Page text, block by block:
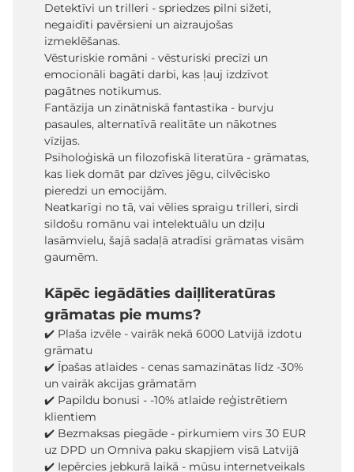
Detektīvi un trilleri - spriedzes pilni sižeti,
negaidīti pavērsieni un aizraujošas
izmeklēšanas.
Vēsturiskie romāni - vēsturiski precīzi un
emocionāli bagāti darbi, kas ļauj izdzīvot
pagātnes notikumus.
Fantāzija un zinātniskā fantastika - burvju
pasaules, alternatīvā realitāte un nākotnes
vīzijas.
Psiholoģiskā un filozofiskā literatūra - grāmatas,
kas liek domāt par dzīves jēgu, cilvēcisko
pieredzi un emocijām.
Neatkarīgi no tā, vai vēlies spraigu trilleri, sirdi
sildošu romānu vai intelektuālu un dziļu
lasāmvielu, šajā sadaļā atradīsi grāmatas visām
gaumēm.
Kāpēc iegādāties daiļliteratūras
grāmatas pie mums?
✔️ Plaša izvēle - vairāk nekā 6000 Latvijā izdotu
grāmatu
✔️ Īpašas atlaides - cenas samazinātas līdz -30%
un vairāk akcijas grāmatām
✔️ Papildu bonusi - -10% atlaide reģistrētiem
klientiem
✔️ Bezmaksas piegāde - pirkumiem virs 30 EUR
uz DPD un Omniva paku skapjiem visā Latvijā
✔️ Iepērcies jebkurā laikā - mūsu internetveikals